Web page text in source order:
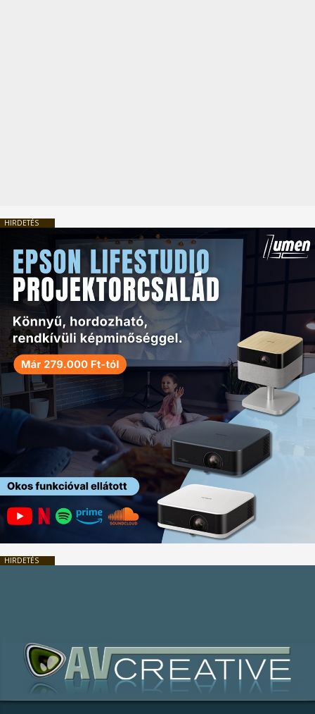
HIRDETÉS
HIRDETÉS